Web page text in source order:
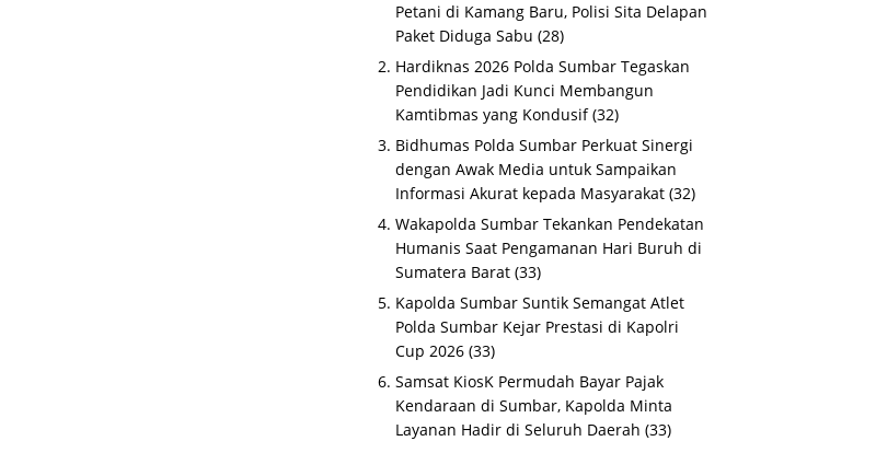
Petani di Kamang Baru, Polisi Sita Delapan
Paket Diduga Sabu (28)
Hardiknas 2026 Polda Sumbar Tegaskan
Pendidikan Jadi Kunci Membangun
Kamtibmas yang Kondusif (32)
Bidhumas Polda Sumbar Perkuat Sinergi
dengan Awak Media untuk Sampaikan
Informasi Akurat kepada Masyarakat (32)
Wakapolda Sumbar Tekankan Pendekatan
Humanis Saat Pengamanan Hari Buruh di
Sumatera Barat (33)
Kapolda Sumbar Suntik Semangat Atlet
Polda Sumbar Kejar Prestasi di Kapolri
Cup 2026 (33)
Samsat KiosK Permudah Bayar Pajak
Kendaraan di Sumbar, Kapolda Minta
Layanan Hadir di Seluruh Daerah (33)